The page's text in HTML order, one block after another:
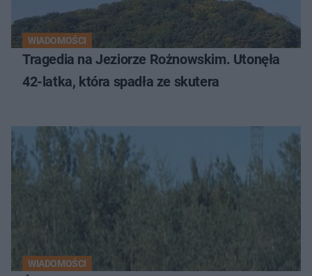
WIADOMOŚCI
Tragedia na Jeziorze Rożnowskim. Utonęła
42-latka, która spadła ze skutera
WIADOMOŚCI